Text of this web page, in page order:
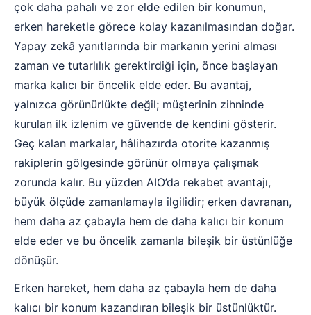
çok daha pahalı ve zor elde edilen bir konumun,
erken hareketle görece kolay kazanılmasından doğar.
Yapay zekâ yanıtlarında bir markanın yerini alması
zaman ve tutarlılık gerektirdiği için, önce başlayan
marka kalıcı bir öncelik elde eder. Bu avantaj,
yalnızca görünürlükte değil; müşterinin zihninde
kurulan ilk izlenim ve güvende de kendini gösterir.
Geç kalan markalar, hâlihazırda otorite kazanmış
rakiplerin gölgesinde görünür olmaya çalışmak
zorunda kalır. Bu yüzden AIO’da rekabet avantajı,
büyük ölçüde zamanlamayla ilgilidir; erken davranan,
hem daha az çabayla hem de daha kalıcı bir konum
elde eder ve bu öncelik zamanla bileşik bir üstünlüğe
dönüşür.
Erken hareket, hem daha az çabayla hem de daha
kalıcı bir konum kazandıran bileşik bir üstünlüktür.